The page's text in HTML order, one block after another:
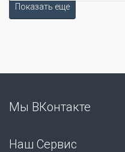
Показать еще
Мы ВКонтакте
Наш Сервис